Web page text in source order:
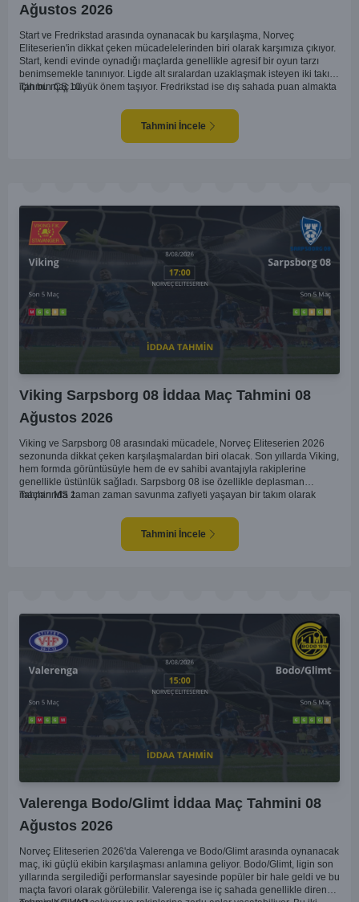
Ağustos 2026
Start ve Fredrikstad arasında oynanacak bu karşılaşma, Norveç
Eliteserien'in dikkat çeken mücadelelerinden biri olarak karşımıza çıkıyor.
Start, kendi evinde oynadığı maçlarda genellikle agresif bir oyun tarzı
benimsemekle tanınıyor. Ligde alt sıralardan uzaklaşmak isteyen iki takım
için bu maç büyük önem taşıyor. Fredrikstad ise dış sahada puan almakta
mücadelede zorluk çıkartabilir. Maçın temposunun yüksek olacağını ve
her iki takımın da sonuca gitmeye odaklanacağını düşünüyorum.
Tahmin ÇŞ 10
Tahmini İncele
Viking Sarpsborg 08 İddaa Maç Tahmini 08
Ağustos 2026
Viking ve Sarpsborg 08 arasındaki mücadele, Norveç Eliteserien 2026
sezonunda dikkat çeken karşılaşmalardan biri olacak. Son yıllarda Viking,
hem formda görüntüsüyle hem de ev sahibi avantajıyla rakiplerine
genellikle üstünlük sağladı. Sarpsborg 08 ise özellikle deplasman
maçlarında zaman zaman savunma zafiyeti yaşayan bir takım olarak
yapıyor. Sarpsborg'un ise sürpriz yapabilme potansiyeli olsa da,
genellikle güçlü rakipler karşısında tutunmakta zorlandıkları biliniyor. Bu
doğrultuda, Viking'in galibiyete yakın olabileceği bir maç beklenebilir.
Tahmin MS 1
Tahmini İncele
Valerenga Bodo/Glimt İddaa Maç Tahmini 08
Ağustos 2026
Norveç Eliteserien 2026'da Valerenga ve Bodo/Glimt arasında oynanacak
maç, iki güçlü ekibin karşılaşması anlamına geliyor. Bodo/Glimt, ligin son
yıllarında sergilediği performanslar sayesinde popüler bir hale geldi ve bu
maçta favori olarak görülebilir. Valerenga ise iç sahada genellikle dirençli